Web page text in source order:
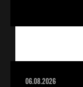
06.08.2026